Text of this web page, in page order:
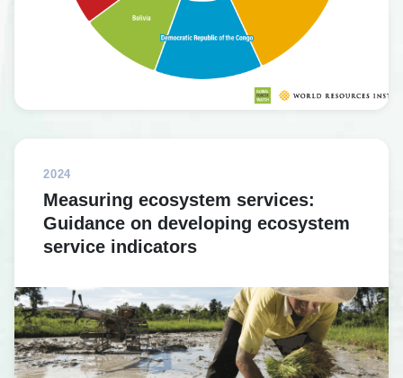
2024
Measuring ecosystem services:
Guidance on developing ecosystem
service indicators